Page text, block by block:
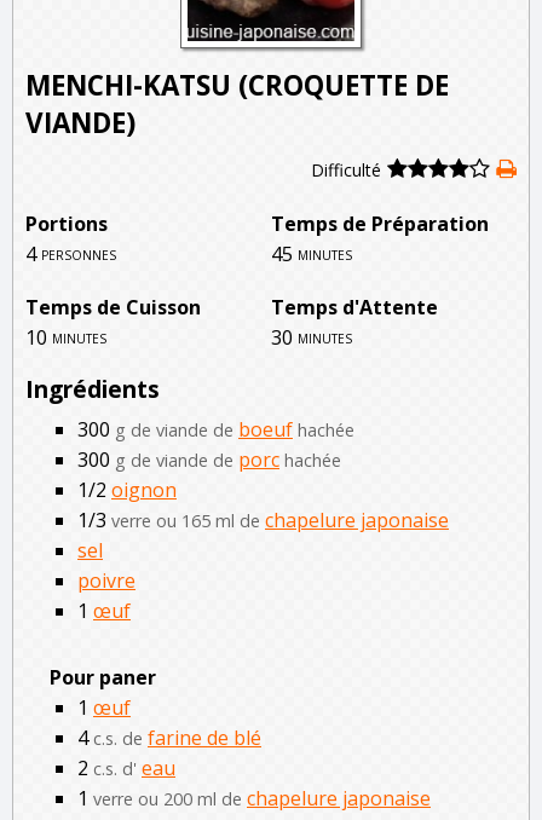
MENCHI-KATSU (CROQUETTE DE
VIANDE)
Difficulté
Portions
Temps de Préparation
4 personnes 45 minutes
Temps de Cuisson
Temps d'Attente
10 minutes 30 minutes
Ingrédients
300 g de viande de boeuf hachée
300 g de viande de porc hachée
1/2oignon
1/3 verre ou 165 ml de chapelure japonaise
sel
poivre
1 œuf
Pour paner
1 œuf
4 c.s. de farine de blé
2 c.s. d' eau
1 verre ou 200 ml de chapelure japonaise